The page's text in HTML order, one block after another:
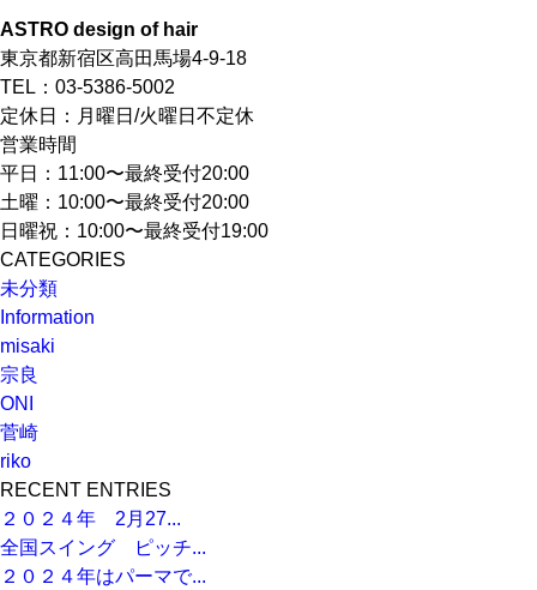
有
ASTRO design of hair
東京都新宿区高田馬場4-9-18
TEL：03-5386-5002
定休日：月曜日/火曜日不定休
営業時間
平日：11:00〜最終受付20:00
土曜：10:00〜最終受付20:00
日曜祝：10:00〜最終受付19:00
CATEGORIES
未分類
Information
misaki
宗良
ONI
菅崎
riko
RECENT ENTRIES
２０２４年 2月27...
全国スイング ピッチ...
２０２４年はパーマで...